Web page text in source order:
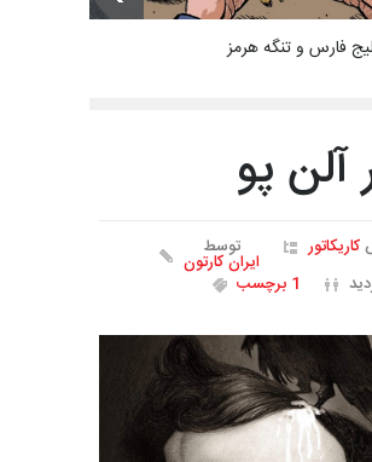
فارس و تنگه هرمز
آلن پو
کاریکاتور توسط
ایران کارتون
1 برچسب